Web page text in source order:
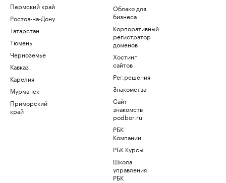
Пермский край
Ростов-на-Дону
Татарстан
Тюмень
Черноземье
Кавказ
Карелия
Мурманск
Приморский
край
Облако для
бизнеса
Корпоративный
регистратор
доменов
Хостинг
сайтов
Рег.решения
Знакомства
Сайт
знакомств
podbor.ru
РБК
Компании
РБК Курсы
Школа
управления
РБК